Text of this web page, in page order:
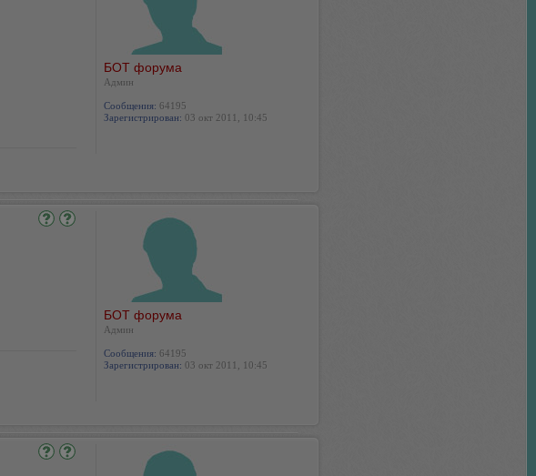
БОТ форума
Админ
Сообщения: 64195
Зарегистрирован: 03 окт 2011, 10:45
БОТ форума
Админ
Сообщения: 64195
Зарегистрирован: 03 окт 2011, 10:45